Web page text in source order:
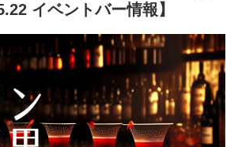
イベントバー情報】